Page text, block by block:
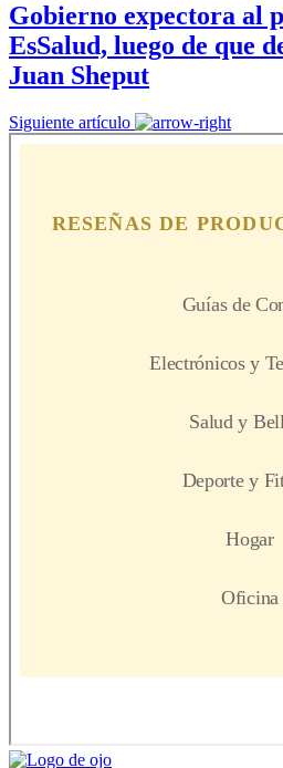
Gobierno expectora al
EsSalud, luego de que
Juan Sheput
Siguiente artículo